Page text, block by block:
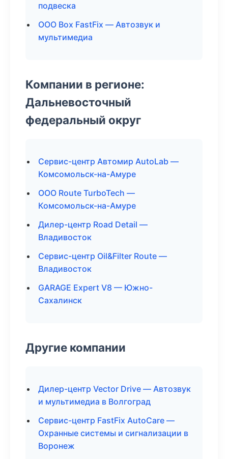
подвеска
ООО Box FastFix — Автозвук и
мультимедиа
Компании в регионе:
Дальневосточный
федеральный округ
Сервис-центр Автомир AutoLab —
Комсомольск-на-Амуре
ООО Route TurboTech —
Комсомольск-на-Амуре
Дилер-центр Road Detail —
Владивосток
Сервис-центр Oil&Filter Route —
Владивосток
GARAGE Expert V8 — Южно-
Сахалинск
Другие компании
Дилер-центр Vector Drive — Автозвук
и мультимедиа в Волгоград
Сервис-центр FastFix AutoCare —
Охранные системы и сигнализации в
Воронеж